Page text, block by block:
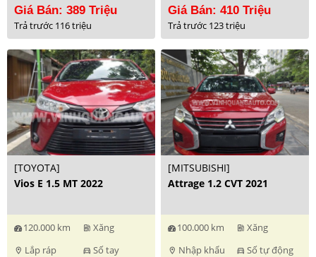
Giá Bán: 389 Triệu
Trả trước 116 triệu
Giá Bán: 410 Triệu
Trả trước 123 triệu
[TOYOTA]
Vios E 1.5 MT 2022
120.000 km ev_station Xăng
location_on Lắp ráp directions_car Số tay
[MITSUBISHI]
Attrage 1.2 CVT 2021
100.000 km ev_station Xăng
location_on Nhập khẩu directions_car Số tự động